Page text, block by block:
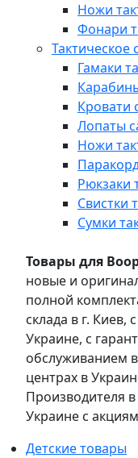
Ножи
Фонари
Тактическое
Гамаки
Кровати
Лопаты
Ножи
Рюкзаки
Свистки
Сумки
Товары для
новые и
полной
склада в г.
Украине, с
обслуживанием
центрах в
Производителя
Украине с
Детские товары